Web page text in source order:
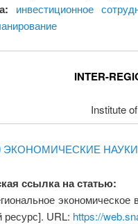
инвестиционное
INTER-
Institute
ЭКОНОМИЧЕСКИЕ НАУКИ
ссылка на статью:
экономическое
URL: https://